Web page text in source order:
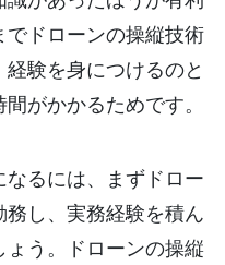
ドローンの操縦技術
験を身につけるのと
がかかるためです。
るには、まずドロー
し、実務経験を積ん
う。ドローンの操縦